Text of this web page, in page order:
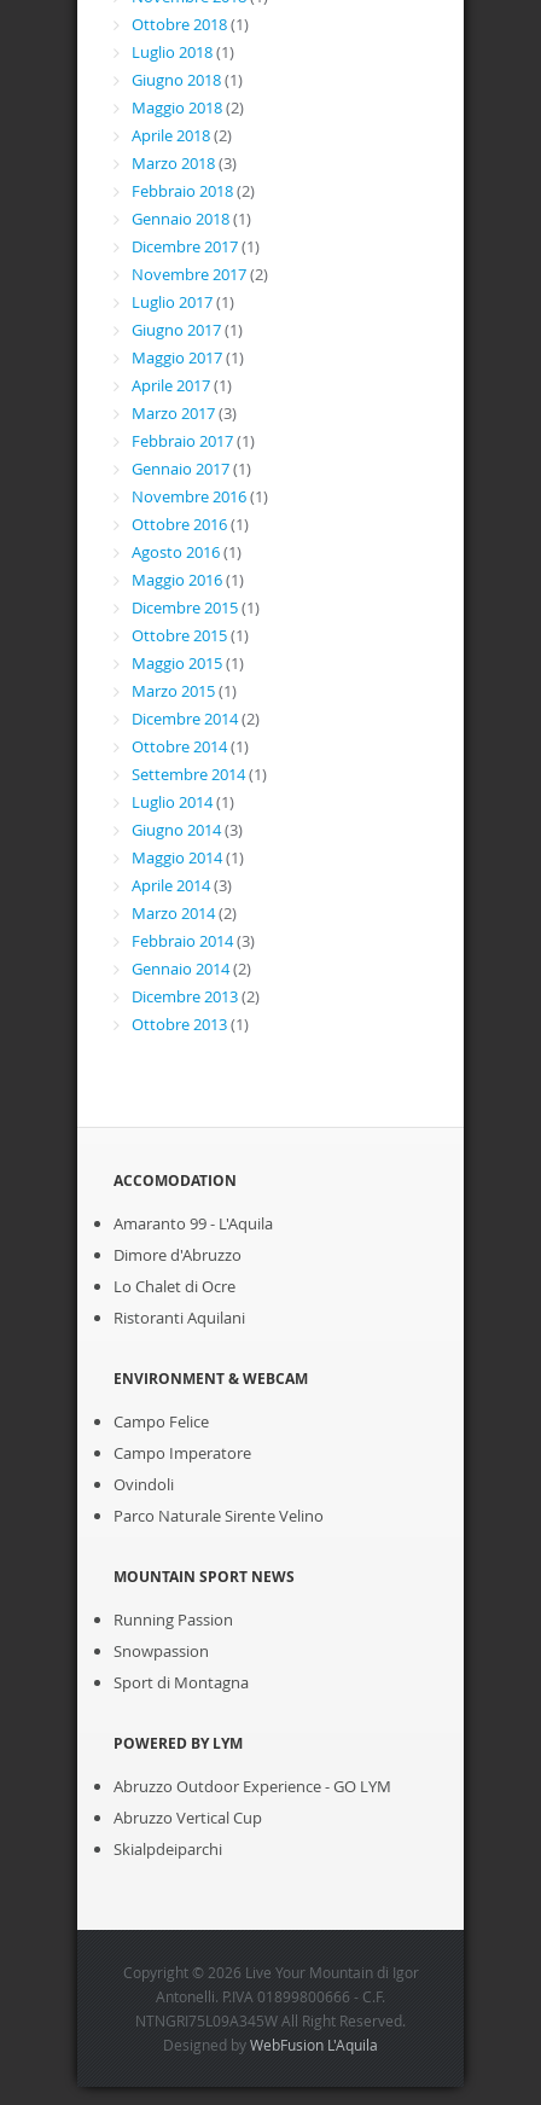
Ottobre 2018(1)
Luglio 2018(1)
Giugno 2018(1)
Maggio 2018(2)
Aprile 2018(2)
Marzo 2018(3)
Febbraio 2018(2)
Gennaio 2018(1)
Dicembre 2017(1)
Novembre 2017(2)
Luglio 2017(1)
Giugno 2017(1)
Maggio 2017(1)
Aprile 2017(1)
Marzo 2017(3)
Febbraio 2017(1)
Gennaio 2017(1)
Novembre 2016(1)
Ottobre 2016(1)
Agosto 2016(1)
Maggio 2016(1)
Dicembre 2015(1)
Ottobre 2015(1)
Maggio 2015(1)
Marzo 2015(1)
Dicembre 2014(2)
Ottobre 2014(1)
Settembre 2014(1)
Luglio 2014(1)
Giugno 2014(3)
Maggio 2014(1)
Aprile 2014(3)
Marzo 2014(2)
Febbraio 2014(3)
Gennaio 2014(2)
Dicembre 2013(2)
Ottobre 2013(1)
ACCOMODATION
Amaranto 99 - L'Aquila
Dimore d'Abruzzo
Lo Chalet di Ocre
Ristoranti Aquilani
ENVIRONMENT & WEBCAM
Campo Felice
Campo Imperatore
Ovindoli
Parco Naturale Sirente Velino
MOUNTAIN SPORT NEWS
Running Passion
Snowpassion
Sport di Montagna
POWERED BY LYM
Abruzzo Outdoor Experience - GO LYM
Abruzzo Vertical Cup
Skialpdeiparchi
Copyright © 2026 Live Your Mountain di Igor
Antonelli. P.IVA 01899800666 - C.F.
NTNGRI75L09A345W All Right Reserved.
Designed byWebFusion L'Aquila